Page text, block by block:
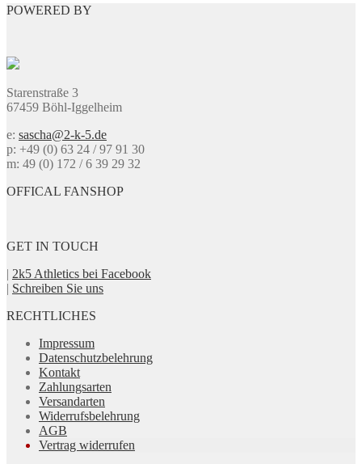
Produktseite
gewählt
POWERED BY
Starenstraße 3
67459 Böhl-Iggelheim
e: sascha@2-k-5.de
p: +49 (0) 63 24 / 97 91 30
m: 49 (0) 172 / 6 39 29 32
OFFICAL FANSHOP
GET IN TOUCH
| 2k5 Athletics bei Facebook
| Schreiben Sie uns
RECHTLICHES
Impressum
Datenschutzbelehrung
Kontakt
Zahlungsarten
Versandarten
Widerrufsbelehrung
AGB
Vertrag widerrufen